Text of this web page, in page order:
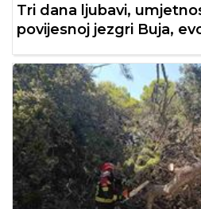
Tri dana ljubavi,
povijesnoj jezgri Buja,